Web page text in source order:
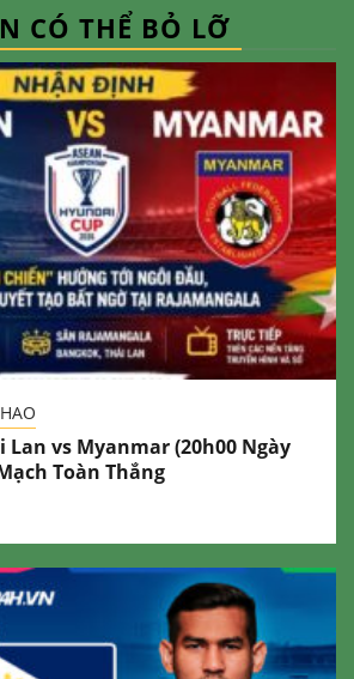
CÓ THỂ BỎ LỠ
vs Myanmar (20h00 Ngày
Toàn Thắng